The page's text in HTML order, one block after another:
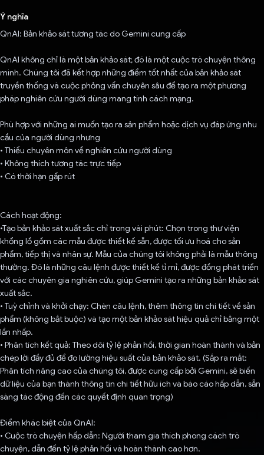
Ý nghĩa
QnAI: Bản khảo sát tương tác do Gemini cung cấp
QnAI không chỉ là một bản khảo sát; đó là một cuộc trò chuyện thông
minh. Chúng tôi đã kết hợp những điểm tốt nhất của bản khảo sát
truyền thống và cuộc phỏng vấn chuyên sâu để tạo ra một phương
pháp nghiên cứu người dùng mang tính cách mạng.
Phù hợp với những ai muốn tạo ra sản phẩm hoặc dịch vụ đáp ứng nhu
cầu của người dùng nhưng
• Thiếu chuyên môn về nghiên cứu người dùng
• Không thích tương tác trực tiếp
• Có thời hạn gấp rút
Cách hoạt động:
•Tạo bản khảo sát xuất sắc chỉ trong vài phút: Chọn trong thư viện
khổng lồ gồm các mẫu được thiết kế sẵn, được tối ưu hoá cho sản
phẩm, tiếp thị và nhân sự. Mẫu của chúng tôi không phải là mẫu thông
thường. Đó là những câu lệnh được thiết kế tỉ mỉ, được đồng phát triển
với các chuyên gia nghiên cứu, giúp Gemini tạo ra những bản khảo sát
xuất sắc.
• Tuỳ chỉnh và khởi chạy: Chèn câu lệnh, thêm thông tin chi tiết về sản
phẩm (không bắt buộc) và tạo một bản khảo sát hiệu quả chỉ bằng một
lần nhấp.
• Phân tích kết quả: Theo dõi tỷ lệ phản hồi, thời gian hoàn thành và bản
chép lời đầy đủ để đo lường hiệu suất của bản khảo sát. (Sắp ra mắt:
Phân tích nâng cao của chúng tôi, được cung cấp bởi Gemini, sẽ biến
dữ liệu của bạn thành thông tin chi tiết hữu ích và báo cáo hấp dẫn, sẵn
sàng tác động đến các quyết định quan trọng)
Điểm khác biệt của QnAI:
• Cuộc trò chuyện hấp dẫn: Người tham gia thích phong cách trò
chuyện, dẫn đến tỷ lệ phản hồi và hoàn thành cao hơn.